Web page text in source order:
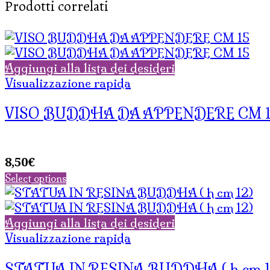
Prodotti correlati
Aggiungi alla lista dei desideri
Visualizzazione rapida
VISO BUDDHA DA APPENDERE CM
8,50€
Select options
Aggiungi alla lista dei desideri
Visualizzazione rapida